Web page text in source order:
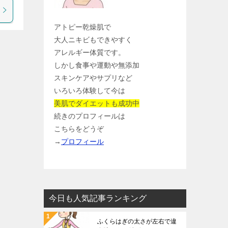
アトピー乾燥肌で
大人ニキビもできやすく
アレルギー体質です。
しかし食事や運動や無添加
スキンケアやサプリなど
いろいろ体験して今は
美肌でダイエットも成功中
続きのプロフィールは
こちらをどうぞ
→ プロフィール
今日も人気記事ランキング
ふくらはぎの太さが左右で違